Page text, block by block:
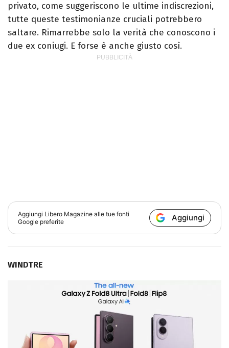
privato, come suggeriscono le ultime indiscrezioni,
tutte queste testimonianze cruciali potrebbero
saltare. Rimarrebbe solo la verità che conoscono i
due ex coniugi. E forse è anche giusto così.
Aggiungi Libero Magazine alle tue fonti
Google preferite
Aggiungi
WINDTRE